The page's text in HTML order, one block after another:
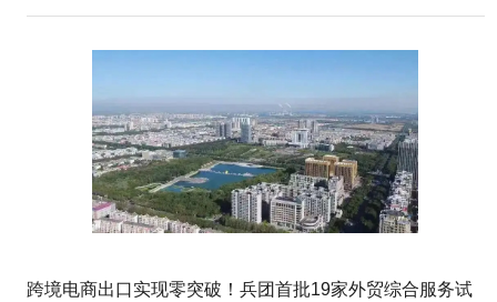
跨境电商出口实现零突破！兵团首批19家外贸综合服务试